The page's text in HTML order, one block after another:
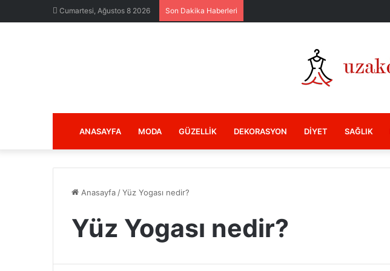
Cumartesi, Ağustos 8 2026 Son Dakika Haberleri
ANASAYFA MODA GÜZELLIK DEKORASYON DIYET SAĞLIK
Anasayfa /Yüz Yogası nedir?
Yüz Yogası nedir?